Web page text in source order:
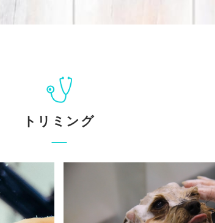
トリミング